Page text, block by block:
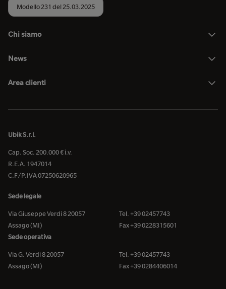
Modello 231 del 25.03.2025
Chi siamo
News
Area clienti
Ubik S.r.l.
Cap. Soc. 200.000 € i.v.
R.E.A. 1947014
C.F/P.IVA 07250620965
Sede legale
Via Giuseppe Verdi 8 20057
Assago (MI)
Tel. +39 02457743
Fax +39 0228315601
Sede operativa
Via G. Verdi 8 20057
Assago (MI)
Tel. +39 02457743
Fax +39 0284406014